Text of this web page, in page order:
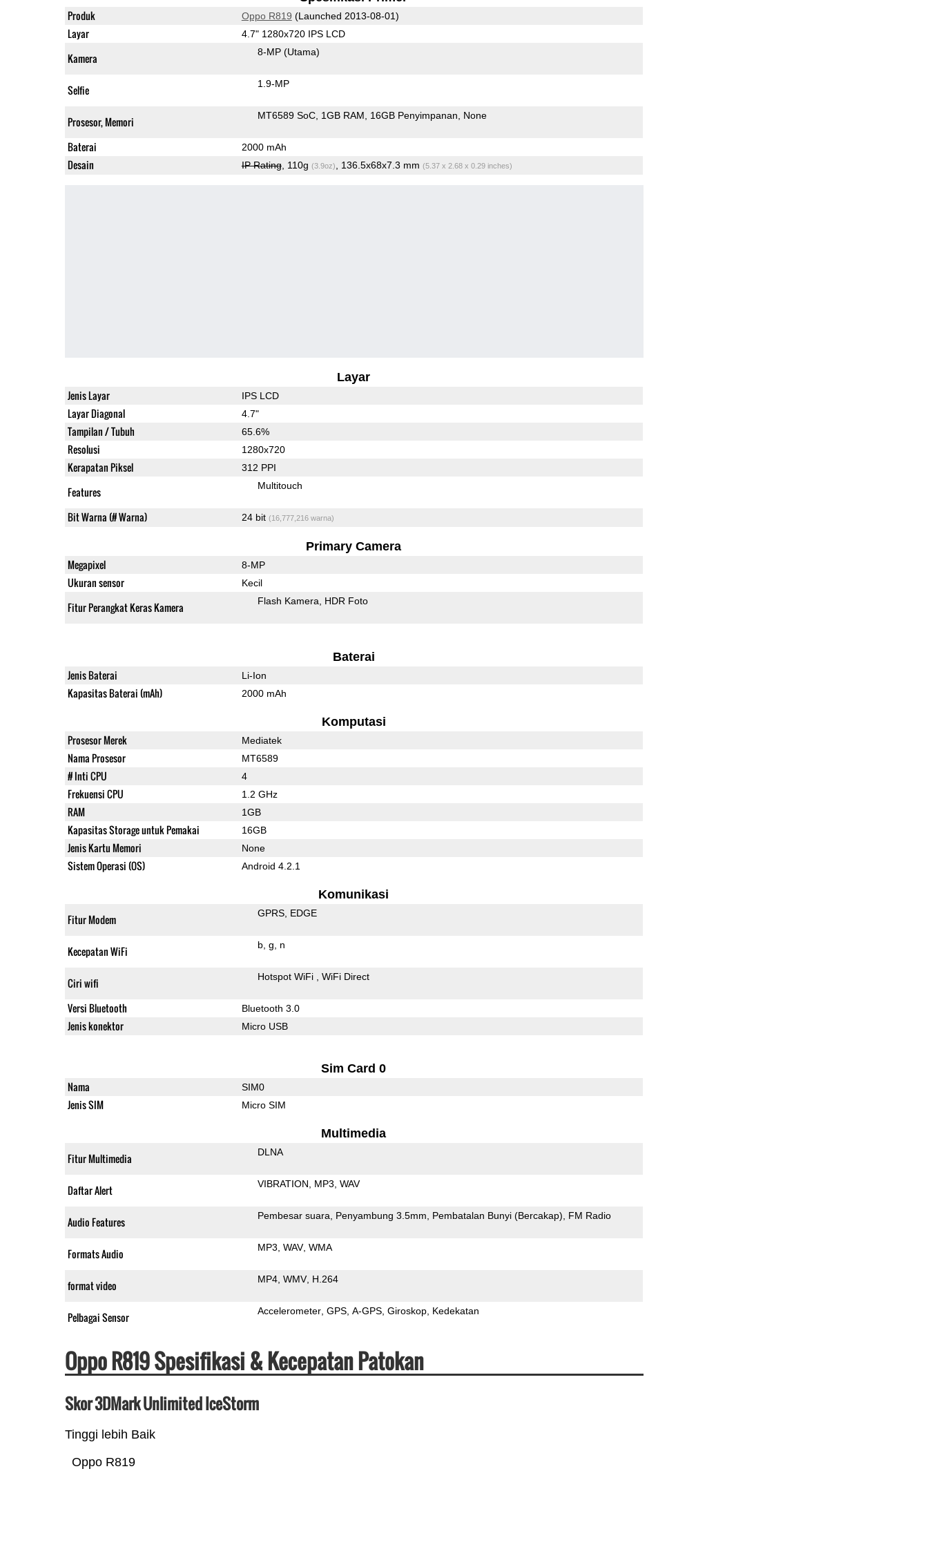
Produk Oppo R819 (Launched 2013-08-01)
Layar 4.7" 1280x720 IPS LCD
Kamera 8-MP (Utama)
Selfie 1.9-MP
Prosesor, Memori MT6589 SoC 1GB RAM 16GB Penyimpanan None
Baterai 2000 mAh
Desain IP Rating, 110g (3.9oz) , 136.5x68x7.3 mm (5.37 x 2.68 x 0.29 inches)
Layar
Jenis Layar IPS LCD
Layar Diagonal 4.7"
Tampilan / Tubuh 65.6%
Resolusi 1280x720
Kerapatan Piksel 312 PPI
Features Multitouch
Bit Warna (# Warna) 24 bit (16,777,216 warna)
Primary Camera
Megapixel 8-MP
Ukuran sensor Kecil
Fitur Perangkat Keras Kamera Flash Kamera HDR Foto
Baterai
Jenis Baterai Li-Ion
Kapasitas Baterai (mAh) 2000 mAh
Komputasi
Prosesor Merek Mediatek
Nama Prosesor MT6589
# Inti CPU 4
Frekuensi CPU 1.2 GHz
RAM 1GB
Kapasitas Storage untuk Pemakai 16GB
Jenis Kartu Memori None
Sistem Operasi (OS) Android 4.2.1
Komunikasi
Fitur Modem GPRS EDGE
Kecepatan WiFi b g n
Ciri wifi Hotspot WiFi WiFi Direct
Versi Bluetooth Bluetooth 3.0
Jenis konektor Micro USB
Sim Card 0
Nama SIM0
Jenis SIM Micro SIM
Multimedia
Fitur Multimedia DLNA
Daftar Alert VIBRATION MP3 WAV
Audio Features Pembesar suara Penyambung 3.5mm Pembatalan Bunyi (Bercakap) FM Radio
Formats Audio MP3 WAV WMA
format video MP4 WMV H.264
Pelbagai Sensor Accelerometer GPS A-GPS Giroskop Kedekatan
Oppo R819 Spesifikasi & Kecepatan Patokan
Skor 3DMark Unlimited IceStorm
Tinggi lebih Baik
Oppo R819